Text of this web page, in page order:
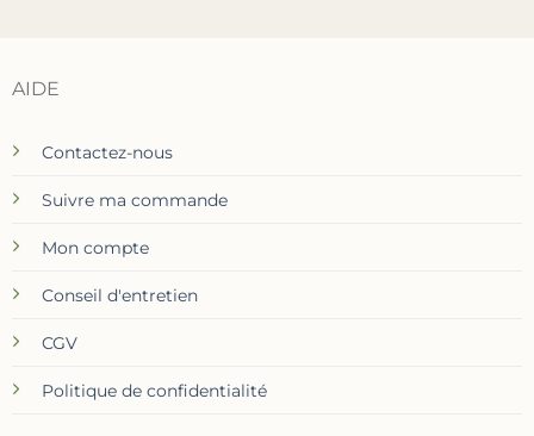
AIDE
Contactez-nous
Suivre ma commande
Mon compte
Conseil d'entretien
CGV
Politique de confidentialité